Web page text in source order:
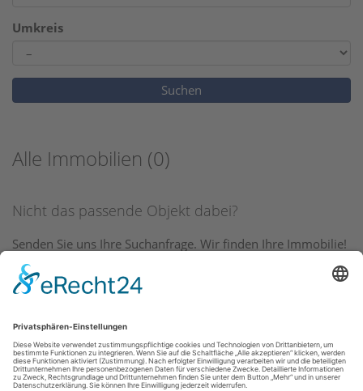
Umkreis
Alle Immobilien (0)
Nicht das passende Objekt dabei?
Senden Sie uns Ihre Suchanfrage. Wir finden Ihre Immobilie!
Suchanfrage schicken